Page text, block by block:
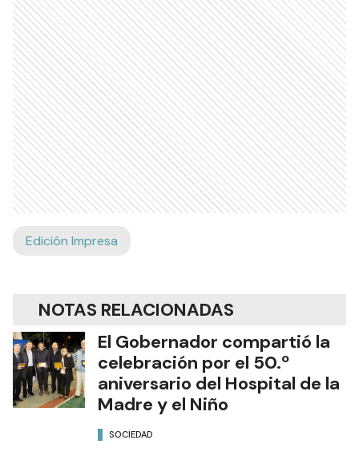
Edición Impresa
NOTAS RELACIONADAS
El Gobernador compartió la
celebración por el 50.º
aniversario del Hospital de la
Madre y el Niño
SOCIEDAD